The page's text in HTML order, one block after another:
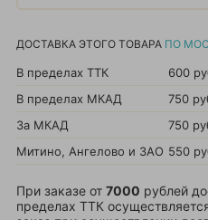
ДОСТАВКА ЭТОГО ТОВАРА ПО
В пределах ТТК 600
В пределах МКАД
750
За МКАД
750
Митино, Ангелово и ЗАО 550
При заказе от 7000 рублей
пределах ТТК